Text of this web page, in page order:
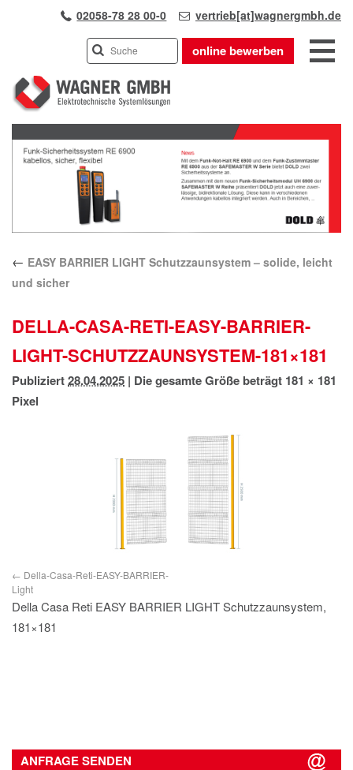
02058-78 28 00-0 vertrieb[at]wagnergmbh.de
online bewerben
INDUSTRIEVERTRETUNG
UNSER TEAM
WIR ÜBER UNS
KARRIERE
PRODUKTE
APPLIKATIONEN
LÖSUNGEN
KONTAKT
IMPRESSUM
DATENSCHUTZ
Previous
Next
← EASY BARRIER LIGHT Schutzzaunsystem – solide, leicht
und sicher
DELLA-CASA-RETI-EASY-BARRIER-
LIGHT-SCHUTZZAUNSYSTEM-181×181
Publiziert28.04.2025 | Die gesamte Größe beträgt 181 × 181
Pixel
Della-Casa-Reti-EASY-BARRIER-
Light
Della Casa Reti EASY BARRIER LIGHT Schutzzaunsystem,
181×181
ANFRAGE SENDEN